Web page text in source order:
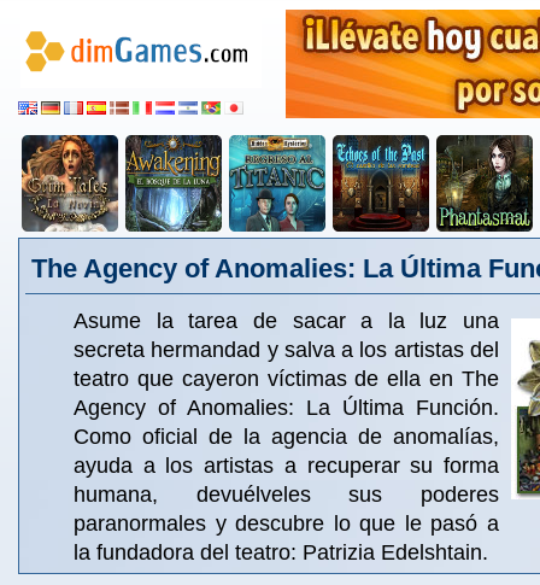
The Agency of Anomalies: La Última
Asume la tarea de sacar a la luz una
secreta hermandad y salva a los artistas del
teatro que cayeron víctimas de ella en The
Agency of Anomalies: La Última Función.
Como oficial de la agencia de anomalías,
ayuda a los artistas a recuperar su forma
humana, devuélveles sus poderes
paranormales y descubre lo que le pasó a
la fundadora del teatro: Patrizia Edelshtain.